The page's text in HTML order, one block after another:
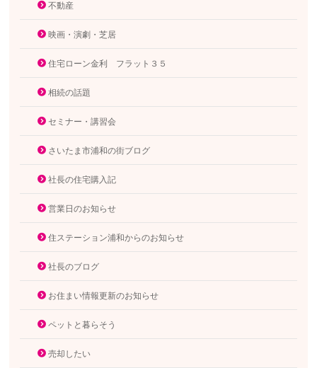
不動産
映画・演劇・芝居
住宅ローン金利 フラット３５
相続の話題
セミナー・講習会
さいたま市浦和の街ブログ
社長の住宅購入記
営業日のお知らせ
住ステーション浦和からのお知らせ
社長のブログ
お住まい情報更新のお知らせ
ペットと暮らそう
売却したい